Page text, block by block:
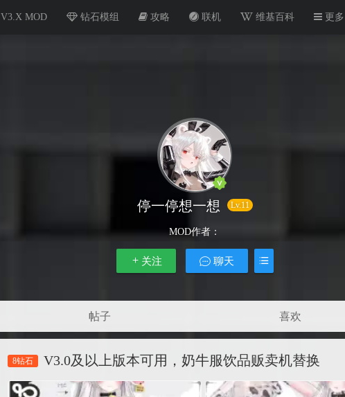
V3.X MOD 钻石模组 攻略 联机 维基百科 更多
停一停想一想 Lv.11
MOD作者：
关注 聊天
帖子 喜欢
8钻石 V3.0及以上版本可用，奶牛服饮品贩卖机替换